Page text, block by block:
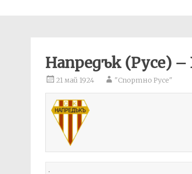
Напредък (Русе)
21 май 1924 "Спортно Русе"
.